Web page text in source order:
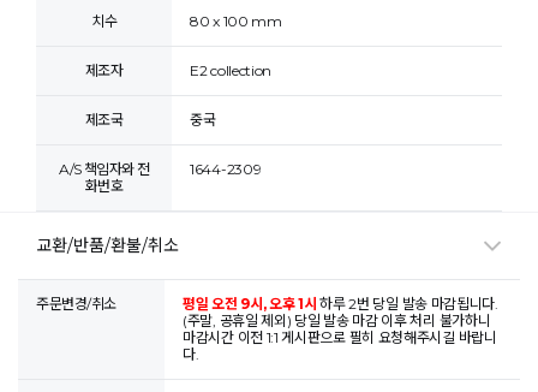
치수 80 x 100 mm
제조자 E2 collection
제조국 중국
A/S 책임자와 전
화번호
1644-2309
교환/반품/환불/취소
주문변경/취소 평일 오전 9시, 오후 1시하루 2번 당일 발송 마감됩니다.
(주말, 공휴일 제외) 당일 발송 마감 이후 처리 불가하니
마감시간 이전 1:1 게시판으로 필히 요청해주시길 바랍니
다.